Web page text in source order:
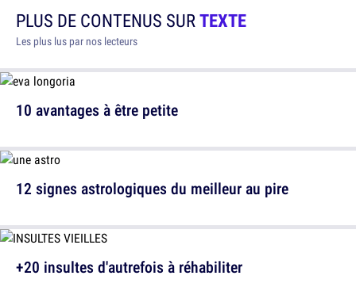
PLUS DE CONTENUS SURTEXTE
Les plus lus par nos lecteurs
10 avantages à être petite
+20 insultes d'autrefois à réhabiliter
12 signes astrologiques du meilleur au pire